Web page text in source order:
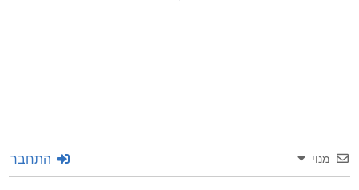
מנוי התחבר